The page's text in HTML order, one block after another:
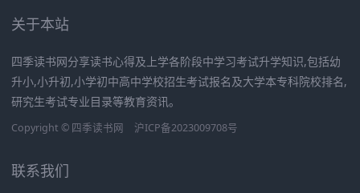
关于本站
四季读书网分享读书心得及上学各阶段中学习考试升学知识,包括幼
升小,小升初,小学初中高中学校招生考试报名及大学本专科院校排名,
研究生考试专业目录等教育资讯。
Copyright © 四季读书网 沪ICP备2023009708号
联系我们